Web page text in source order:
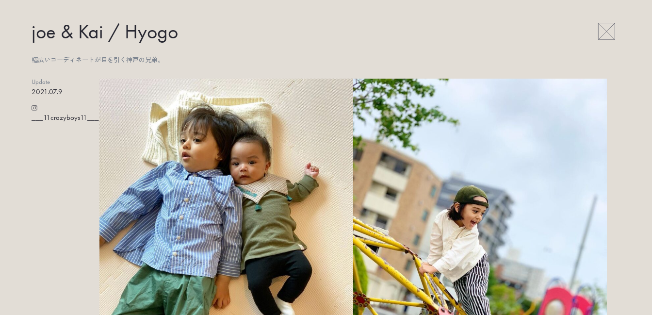
joe & Kai / Hyogo
幅広いコーディネートが目を引く神戸の兄弟。
Update
2021.07.9
___11crazyboys11___